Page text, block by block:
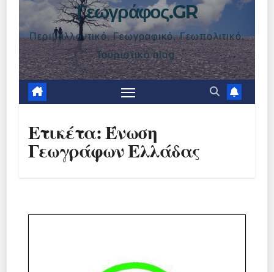
Γεωγράφος.GR
Περιβαλλοντικό, Γεωγραφικό, Γεωπολιτικό,
Τουριστικό blog.
Ετικέτα:Ένωση
Γεωγράφων Ελλάδας